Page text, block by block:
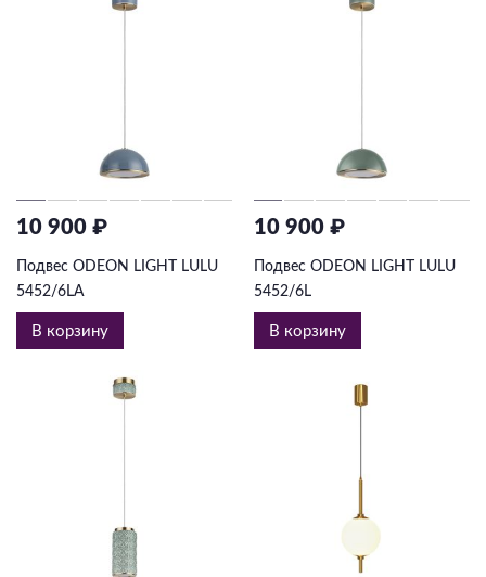
10 900 ₽
Подвес ODEON LIGHT LULU
5452/6LA
В корзину
10 900 ₽
Подвес ODEON LIGHT LULU
5452/6L
В корзину